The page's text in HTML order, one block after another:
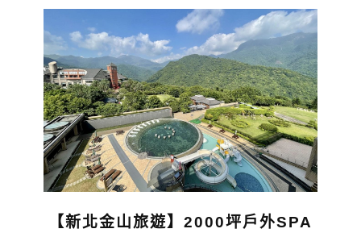
【新北金山旅遊】2000坪戶外SPA